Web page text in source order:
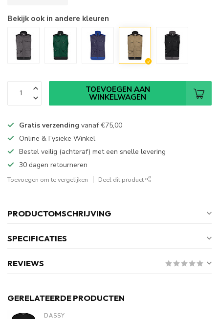
Bekijk ook in andere kleuren
TOEVOEGEN AAN
WINKELWAGEN
Gratis verzending vanaf€75,00
Online & Fysieke Winkel
Bestel veilig (achteraf) met een snelle levering
30 dagen retourneren
Toevoegen om te vergelijken Deel dit product
PRODUCTOMSCHRIJVING
SPECIFICATIES
REVIEWS
GERELATEERDE PRODUCTEN
DASSY